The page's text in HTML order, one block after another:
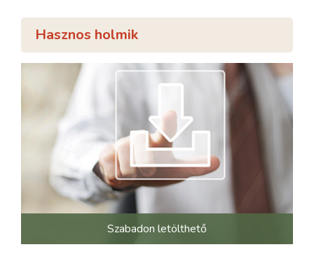
Hasznos holmik
Szabadon letölthető